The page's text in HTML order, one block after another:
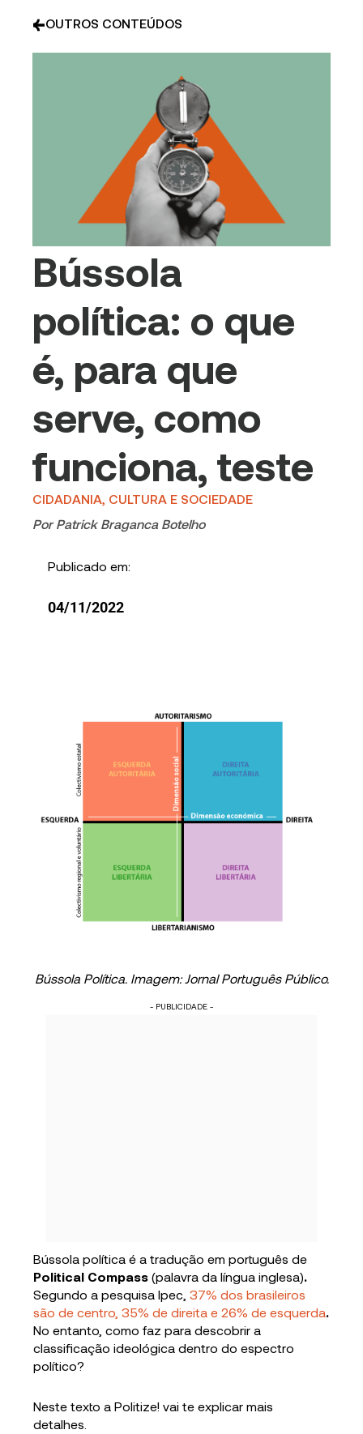
OUTROS CONTEÚDOS
Bússola
política: o que
é, para que
serve, como
funciona, teste
CIDADANIA, CULTURA E SOCIEDADE
Por Patrick Braganca Botelho
Publicado em:
04/11/2022
Bússola Política. Imagem: Jornal Português Público.
- PUBLICIDADE -
Bússola política é a tradução em português de
Political Compass(palavra da língua inglesa).
Segundo a pesquisa Ipec,37% dos brasileiros
são de centro, 35% de direita e 26% de esquerda.
No entanto, como faz para descobrir a
classificação ideológica dentro do espectro
político?
Neste texto a Politize! vai te explicar mais
detalhes.